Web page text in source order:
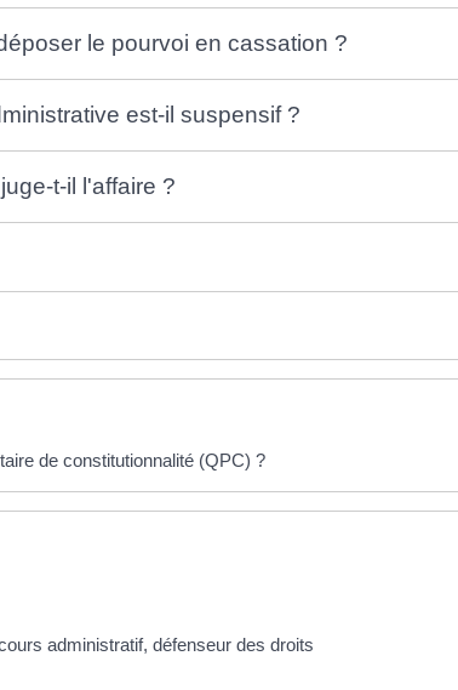
le pourvoi en cassation ?
est-il suspensif ?
t-il l'affaire ?
de constitutionnalité (QPC) ?
administratif, défenseur des droits